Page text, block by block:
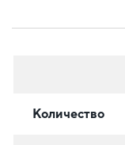
Количество